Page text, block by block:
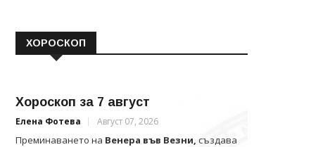
ХОРОСКОП
Хороскоп за 7 август
Елена Фотева Август 07, 2026
Преминаването на Венера във Везни, създава